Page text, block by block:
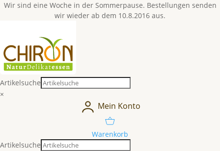
Wir sind eine Woche in der Sommerpause. Bestellungen senden
wir wieder ab dem 10.8.2016 aus.
Artikelsuche
×
Mein Konto
Warenkorb
Artikelsuche